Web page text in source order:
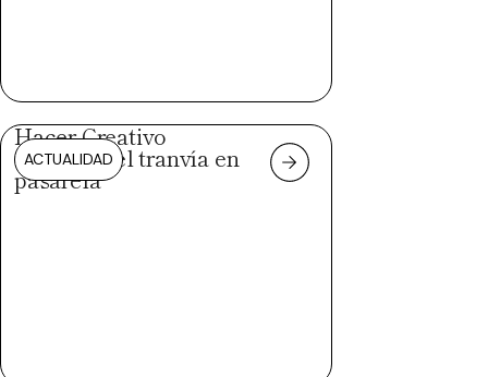
ACTUALIDAD
Hacer Creativo
convierte el tranvía en
pasarela